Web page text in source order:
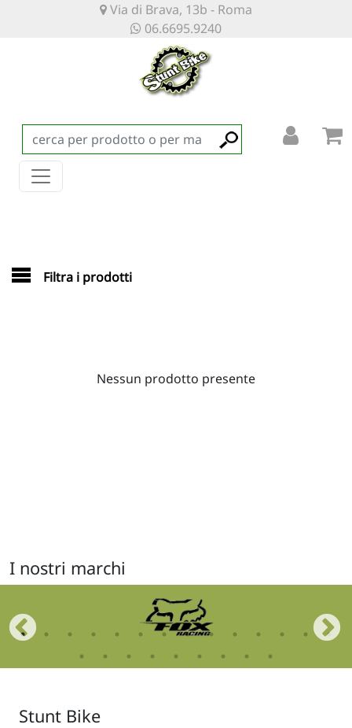
Via di Brava, 13b - Roma
06.6695.9240
Filtra i prodotti
Nessun prodotto presente
I nostri marchi
Stunt Bike